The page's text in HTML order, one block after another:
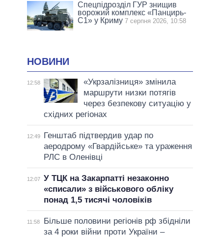
Спецпідрозділ ГУР знищив
ворожий комплекс «Панцирь-
С1» у Криму 7 серпня 2026, 10:58
НОВИНИ
12:58
«Укрзалізниця» змінила
маршрути низки потягів
через безпекову ситуацію у
східних регіонах
12:49
Генштаб підтвердив удар по
аеродрому «Гвардійське» та ураження
РЛС в Оленівці
12:07 У ТЦК на Закарпатті незаконно
«списали» з військового обліку
понад 1,5 тисячі чоловіків
11:58
Більше половини регіонів рф збідніли
за 4 роки війни проти України –